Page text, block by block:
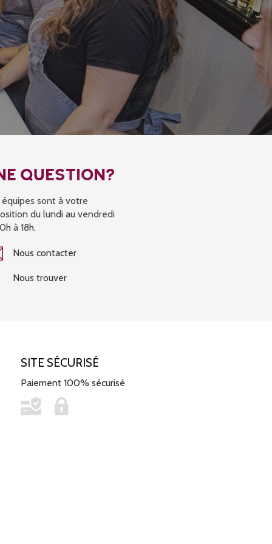
QUESTION?
équipes sont à votre
du lundi au vendredi
à 18h.
Nous contacter
Nous trouver
SITE SÉCURISÉ
Paiement 100% sécurisé